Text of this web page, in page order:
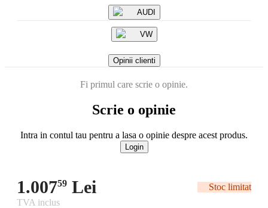
AUDI
VW
Opinii clienti
Fi primul care scrie o opinie.
Scrie o opinie
Intra in contul tau pentru a lasa o opinie despre acest produs.
Login
1.00759 Lei
Stoc limitat
TVA inclus